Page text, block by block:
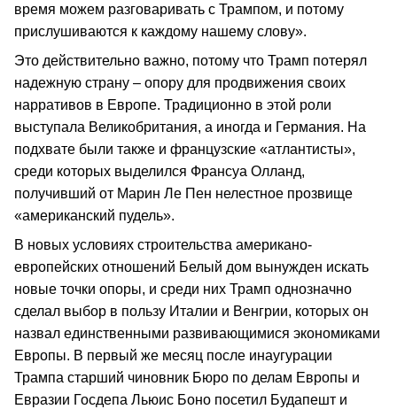
время можем разговаривать с Трампом, и потому
прислушиваются к каждому нашему слову».
Это действительно важно, потому что Трамп потерял
надежную страну – опору для продвижения своих
нарративов в Европе. Традиционно в этой роли
выступала Великобритания, а иногда и Германия. На
подхвате были также и французские «атлантисты»,
среди которых выделился Франсуа Олланд,
получивший от Марин Ле Пен нелестное прозвище
«американский пудель».
В новых условиях строительства американо-
европейских отношений Белый дом вынужден искать
новые точки опоры, и среди них Трамп однозначно
сделал выбор в пользу Италии и Венгрии, которых он
назвал единственными развивающимися экономиками
Европы. В первый же месяц после инаугурации
Трампа старший чиновник Бюро по делам Европы и
Евразии Госдепа Льюис Боно посетил Будапешт и